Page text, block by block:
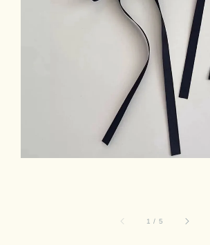
1 / 5